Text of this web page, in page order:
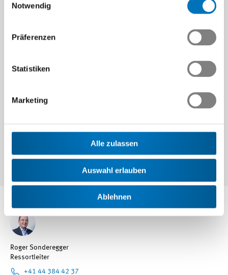
Notwendig
Präferenzen
Statistiken
Marketing
Alle zulassen
Auswahl erlauben
Ablehnen
Roger Sonderegger
Ressortleiter
+41 44 384 42 37